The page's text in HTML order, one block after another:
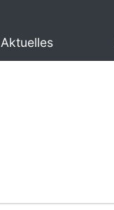
Aktuelles